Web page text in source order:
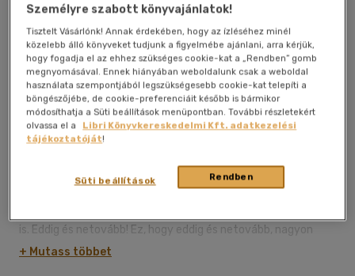
Kívánságlistához adom Megosztom
Pro-Print|2007|magyar nyelvű| puhatáblás,
ragasztókötött| 240 oldal
Haragudott Madárra, Nyúlra, Sünékre, a Vadméhekre,
Vadmalacra, haragudott Gyöngyvirágra, amelyik nélküle is
is. Eddig és netovább! Ez, hogy eddig és netovább, nagyon
tetszett Csipikének. Csak azt nem tudta még, mi legyen a
netovább után. Ült-ült és törte a fejét. Egyszer csak a
+ Mutass többet
Személyre szabott könyvajánlatok!
Tisztelt Vásárlónk! Annak érdekében, hogy az ízléséhez minél
közelebb álló könyveket tudjunk a figyelmébe ajánlani, arra kérjük,
hogy fogadja el az ehhez szükséges cookie-kat a „Rendben” gomb
megnyomásával. Ennek hiányában weboldalunk csak a weboldal
használata szempontjából legszükségesebb cookie-kat telepíti a
böngészőjébe, de cookie-preferenciáit később is bármikor
módosíthatja a Süti beállítások menüpontban. További részletekért
olvassa el a
Libri Könyvkereskedelmi Kft. adatkezelési
tájékoztatóját!
Rendben
Süti beállítások